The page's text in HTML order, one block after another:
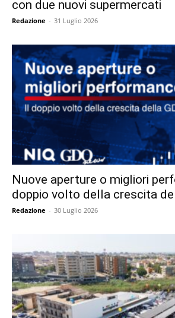
con due nuovi supermercati
Redazione - 31 Luglio 2026
Nuove aperture o migliori
doppio volto della crescita
Redazione - 30 Luglio 2026